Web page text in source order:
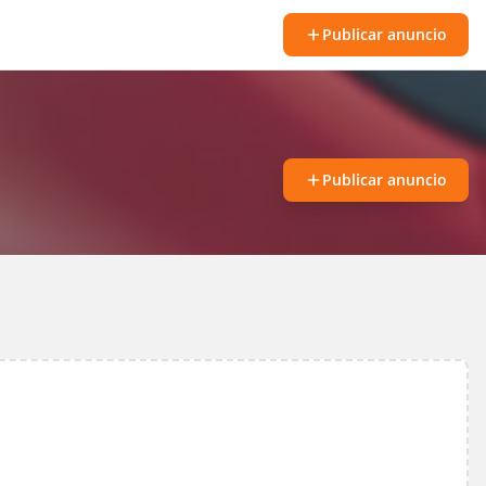
Publicar anuncio
Publicar anuncio